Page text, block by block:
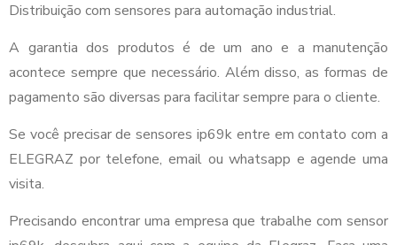
Distribuição com sensores para automação industrial.
A garantia dos produtos é de um ano e a manutenção
acontece sempre que necessário. Além disso, as formas de
pagamento são diversas para facilitar sempre para o cliente.
Se você precisar de sensores ip69k entre em contato com a
ELEGRAZ por telefone, email ou whatsapp e agende uma
visita.
Precisando encontrar uma empresa que trabalhe com sensor